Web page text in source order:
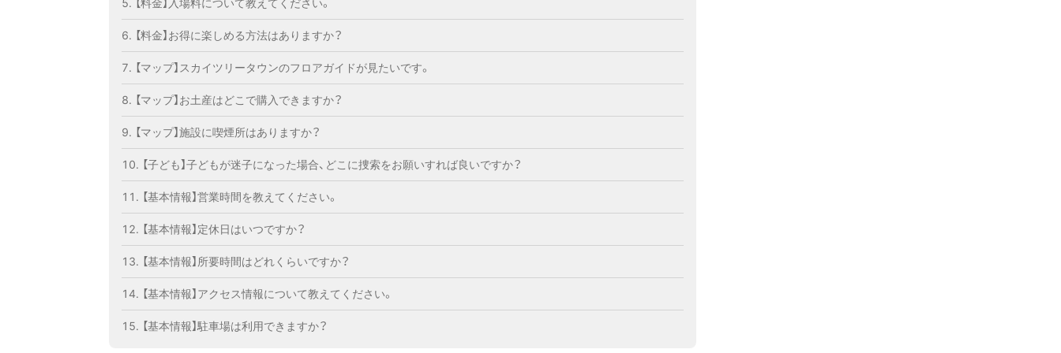
【料金】入場料について教えてください。
【料金】お得に楽しめる方法はありますか？
【マップ】スカイツリータウンのフロアガイドが見たいです。
【マップ】お土産はどこで購入できますか？
【マップ】施設に喫煙所はありますか？
【子ども】子どもが迷子になった場合、どこに捜索をお願いすれば良いですか？
【基本情報】営業時間を教えてください。
【基本情報】定休日はいつですか？
【基本情報】所要時間はどれくらいですか？
【基本情報】アクセス情報について教えてください。
【基本情報】駐車場は利用できますか？